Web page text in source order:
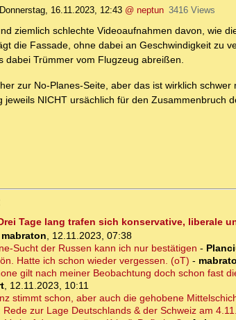
Donnerstag, 16.11.2023, 12:43 @ neptun 3416 Views
ziemlich schlechte Videoaufnahmen davon, wie
die Fassade, ohne dabei an Geschwindigkeit zu
dabei Trümmer vom Flugzeug abreißen.
zur No-Planes-Seite, aber das ist wirklich
jeweils NICHT ursächlich für den Zusammenbruch
Tage lang trafen sich konservative, liberale
mabraton, 12.11.2023, 07:38
Sucht der Russen kann ich nur bestätigen -
Hatte ich schon wieder vergessen. (oT) -
gilt nach meiner Beobachtung doch schon fast
, 12.11.2023, 10:11
stimmt schon, aber auch die gehobene
Rede zur Lage Deutschlands & der Schweiz am